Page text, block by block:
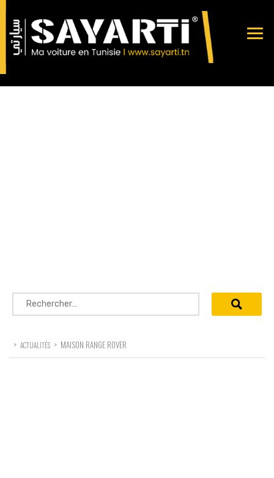
Rechercher :
> ACTUALITÉS > MAISON RANGE ROVER